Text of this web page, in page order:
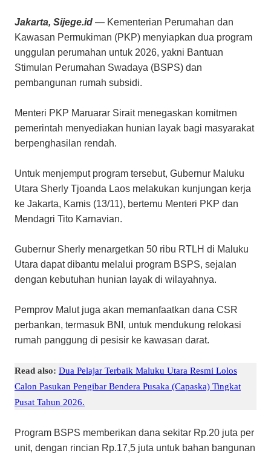
Jakarta, Sijege.id — Kementerian Perumahan dan
Kawasan Permukiman (PKP) menyiapkan dua program
unggulan perumahan untuk 2026, yakni Bantuan
Stimulan Perumahan Swadaya (BSPS) dan
pembangunan rumah subsidi.
Menteri PKP Maruarar Sirait menegaskan komitmen
pemerintah menyediakan hunian layak bagi masyarakat
berpenghasilan rendah.
Untuk menjemput program tersebut, Gubernur Maluku
Utara Sherly Tjoanda Laos melakukan kunjungan kerja
ke Jakarta, Kamis (13/11), bertemu Menteri PKP dan
Mendagri Tito Karnavian.
Gubernur Sherly menargetkan 50 ribu RTLH di Maluku
Utara dapat dibantu melalui program BSPS, sejalan
dengan kebutuhan hunian layak di wilayahnya.
Pemprov Malut juga akan memanfaatkan dana CSR
perbankan, termasuk BNI, untuk mendukung relokasi
rumah panggung di pesisir ke kawasan darat.
Read also: Dua Pelajar Terbaik Maluku Utara Resmi Lolos
Calon Pasukan Pengibar Bendera Pusaka (Capaska) Tingkat
Pusat Tahun 2026.
Program BSPS memberikan dana sekitar Rp.20 juta per
unit, dengan rincian Rp.17,5 juta untuk bahan bangunan